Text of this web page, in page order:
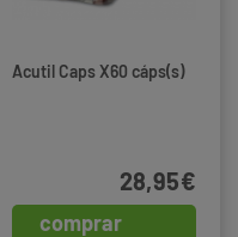
Acutil Caps X60 cáps(s)
comprar
28,95€